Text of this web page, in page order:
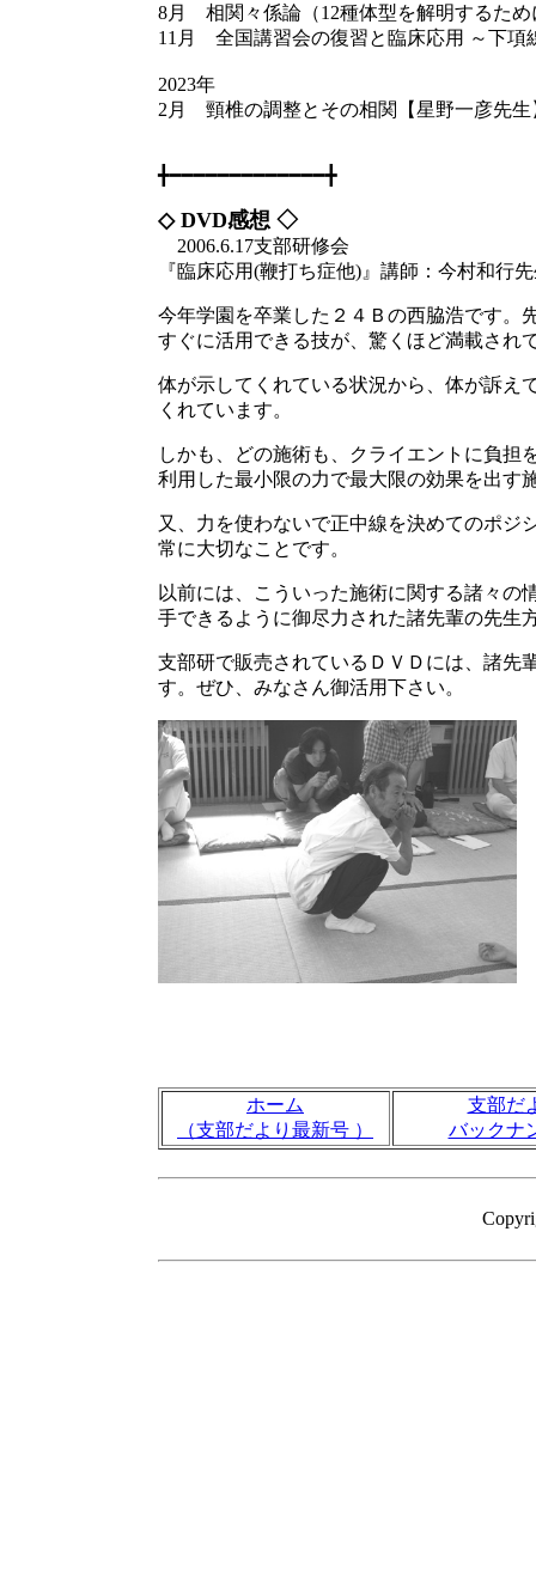
8月 相関々係論（12種体型を解明するため
11月 全国講習会の復習と臨床応用 ～下項
2023年
2月 頸椎の調整とその相関【星野一彦先生
╋━━━━━━━━━━━━━╋
◇ DVD感想 ◇
2006.6.17支部研修会
『臨床応用(鞭打ち症他)』講師：今村和行
今年学園を卒業した２４Ｂの西脇浩です。
すぐに活用できる技が、驚くほど満載さ
体が示してくれている状況から、体が訴え
くれています。
しかも、どの施術も、クライエントに負担
利用した最小限の力で最大限の効果を出す
又、力を使わないで正中線を決めてのポジ
常に大切なことです。
以前には、こういった施術に関する諸々の
手できるように御尽力された諸先輩の先生
支部研で販売されているＤＶＤには、諸先
す。ぜひ、みなさん御活用下さい。
ホーム
（支部だより最新号 ）
支部だ
バックナ